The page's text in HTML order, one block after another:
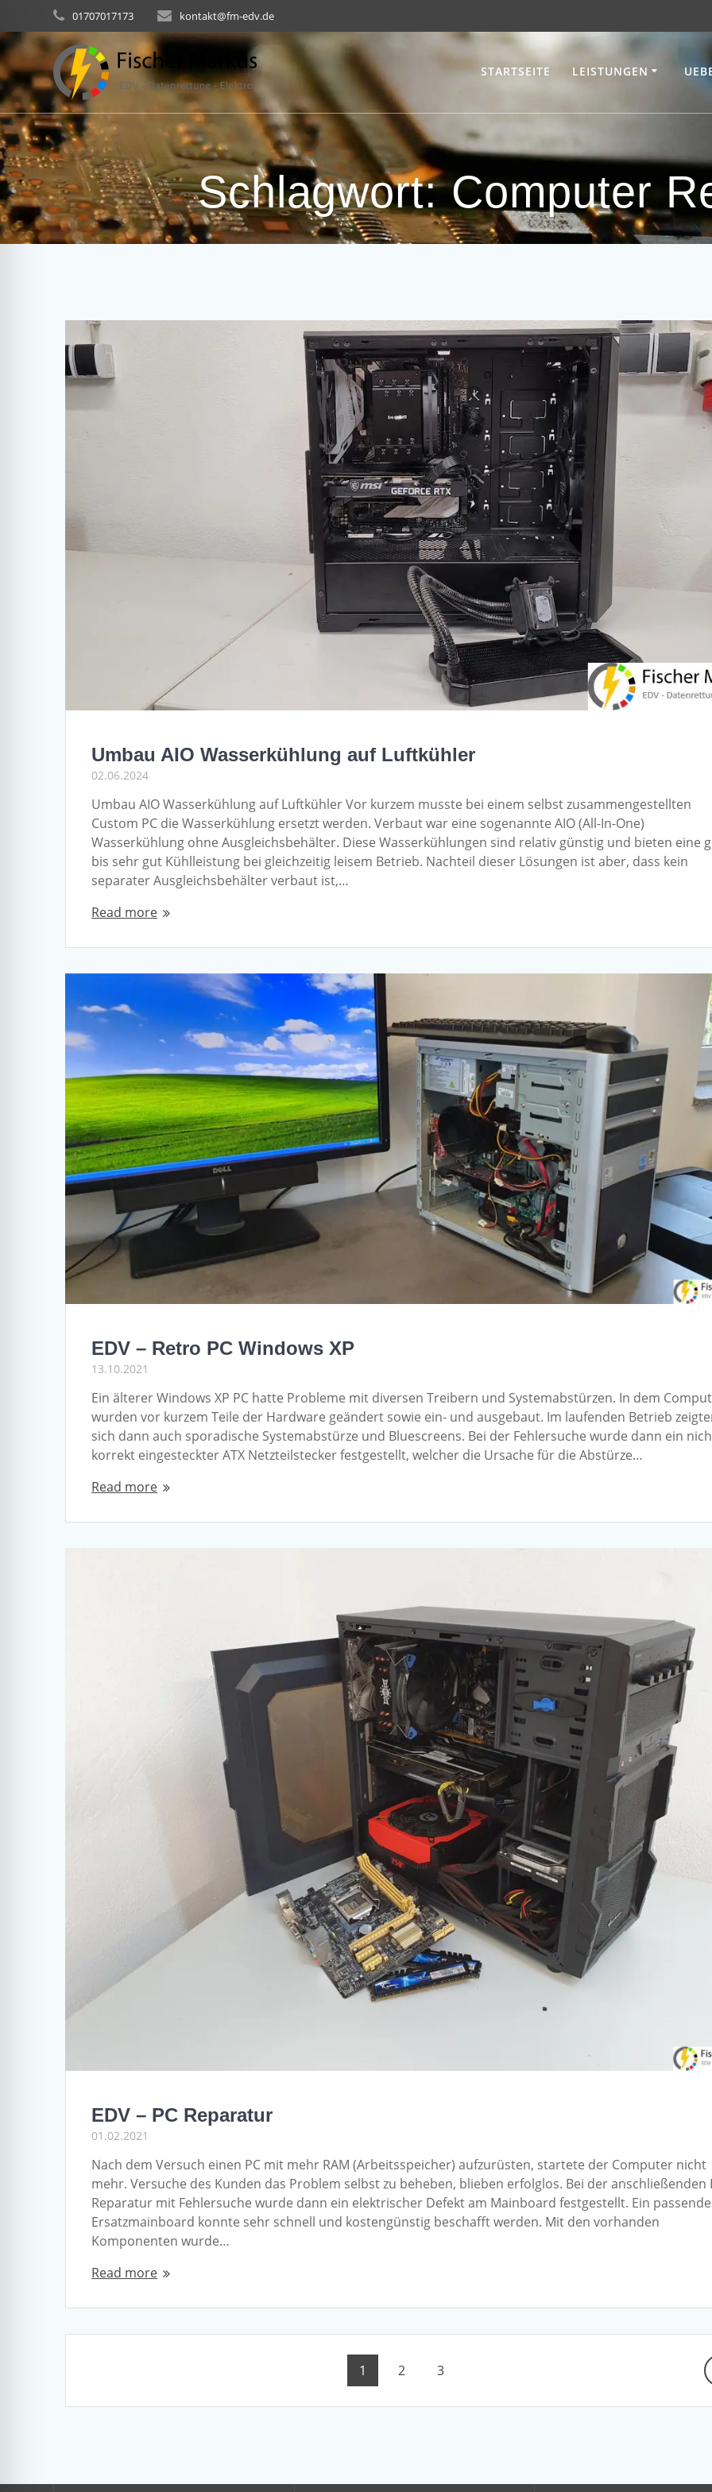
to
content
01707017173 kontakt@fm-edv.de
STARTSEITE LEISTUNGEN
Schlagwort:Computer
Umbau AIO Wasserkühlung auf Luftkühler
02.06.2024
Umbau AIO Wasserkühlung auf Luftkühler Vor kurzem musste bei einem selbst zusammengestellten
Custom PC die Wasserkühlung ersetzt werden. Verbaut war eine sogenannte AIO (All-In-One)
Wasserkühlung ohne Ausgleichsbehälter. Diese Wasserkühlungen sind relativ günstig und bieten eine
bis sehr gut Kühlleistung bei gleichzeitig leisem Betrieb. Nachteil dieser Lösungen ist aber, dass kein
separater Ausgleichsbehälter verbaut ist,…
Read more
EDV – Retro PC Windows XP
13.10.2021
Ein älterer Windows XP PC hatte Probleme mit diversen Treibern und Systemabstürzen. In dem
wurden vor kurzem Teile der Hardware geändert sowie ein- und ausgebaut. Im laufenden Betrieb
sich dann auch sporadische Systemabstürze und Bluescreens. Bei der Fehlersuche wurde dann ein
korrekt eingesteckter ATX Netzteilstecker festgestellt, welcher die Ursache für die Abstürze…
Read more
EDV – PC Reparatur
01.02.2021
Nach dem Versuch einen PC mit mehr RAM (Arbeitsspeicher) aufzurüsten, startete der Computer nicht
mehr. Versuche des Kunden das Problem selbst zu beheben, blieben erfolglos. Bei der anschließenden
Reparatur mit Fehlersuche wurde dann ein elektrischer Defekt am Mainboard festgestellt. Ein
Ersatzmainboard konnte sehr schnell und kostengünstig beschafft werden. Mit den vorhanden
Komponenten wurde…
Read more
Page
1 Page
2 Page
3